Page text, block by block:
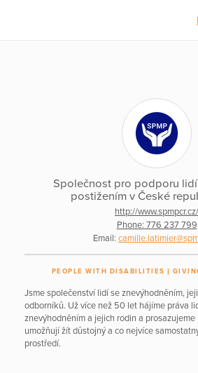
Společnost pro podporu
postižením v České
http://www.spmpcr.cz/
Phone: 776 237 799
Email:
PEOPLE WITH DISABILITIES
Jsme společenství lidí se znevýhodněním,
odborníků. Už více než 50 let hájíme práva
znevýhodněním a jejich rodin a
umožňují žít důstojný a co nejvíce
prostředí.